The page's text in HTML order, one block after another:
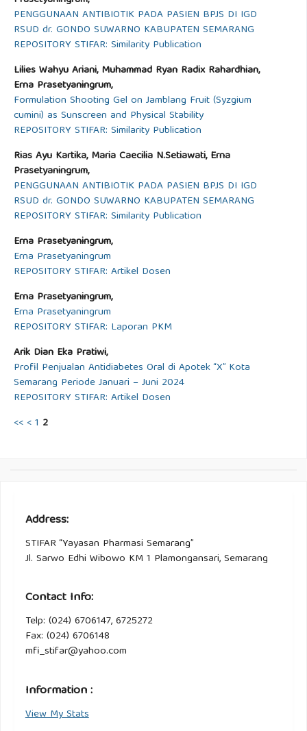
PENGGUNAAN ANTIBIOTIK PADA PASIEN BPJS DI IGD
RSUD dr. GONDO SUWARNO KABUPATEN SEMARANG
REPOSITORY STIFAR: Similarity Publication
Lilies Wahyu Ariani, Muhammad Ryan Radix Rahardhian,
Erna Prasetyaningrum,
Formulation Shooting Gel on Jamblang Fruit (Syzgium
cumini) as Sunscreen and Physical Stability
REPOSITORY STIFAR: Similarity Publication
Rias Ayu Kartika, Maria Caecilia N.Setiawati, Erna
Prasetyaningrum,
PENGGUNAAN ANTIBIOTIK PADA PASIEN BPJS DI IGD
RSUD dr. GONDO SUWARNO KABUPATEN SEMARANG
REPOSITORY STIFAR: Similarity Publication
Erna Prasetyaningrum,
Erna Prasetyaningrum
REPOSITORY STIFAR: Artikel Dosen
Erna Prasetyaningrum,
Erna Prasetyaningrum
REPOSITORY STIFAR: Laporan PKM
Arik Dian Eka Pratiwi,
Profil Penjualan Antidiabetes Oral di Apotek “X” Kota
Semarang Periode Januari – Juni 2024
REPOSITORY STIFAR: Artikel Dosen
<< <1 2
Address:
STIFAR “Yayasan Pharmasi Semarang”
Jl. Sarwo Edhi Wibowo KM 1 Plamongansari, Semarang
Contact Info:
Telp: (024) 6706147, 6725272
Fax: (024) 6706148
mfi_stifar@yahoo.com
Information :
View My Stats